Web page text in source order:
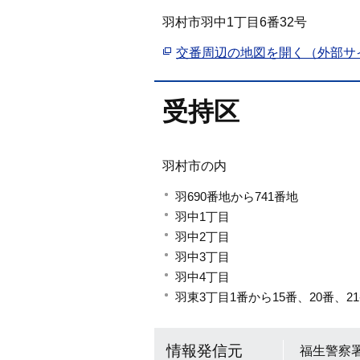
羽村市羽中1丁目6番32号
交番周辺の地図を開く（外部サ
受持区
羽村市の内
羽690番地から741番地
羽中1丁目
羽中2丁目
羽中3丁目
羽中4丁目
羽東3丁目1番から15番、20番、
情報発信元
福生警察